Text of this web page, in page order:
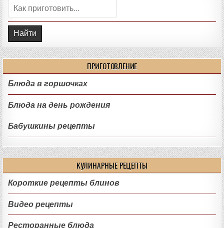
Поиск:
ПРИГОТОВЛЕНИЕ
Блюда в горшочках
Блюда на день рождения
Бабушкины рецепты
КУЛИНАРНЫЕ РЕЦЕПТЫ
Короткие рецепты блинов
Видео рецепты
Ресторанные блюда